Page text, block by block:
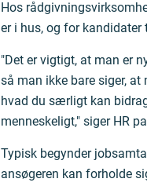
Hos
er i hus, og for
"Det er vigtigt, at man er
så man ikke bare siger,
hvad du særligt kan
menneskeligt," siger HR
Typisk begynder
ansøgeren kan forholde